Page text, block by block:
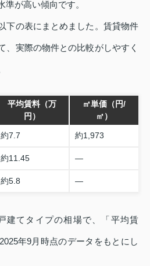
準が高い傾向です。
下の表にまとめました。賃貸物件
、実際の物件との比較がしやすく
平均賃料（万
円）
㎡単価（円/
㎡）
約7.7 約1,973
約11.45 —
約5.8 —
建てタイプの相場で、「平均賃
年9月時点のデータをもとにし